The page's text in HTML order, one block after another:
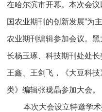
在哈尔滨市开幕。本次会
国农业期刊的创新发展”为
农业期刊编辑参加会议。黑
长杨玉琢、科技期刊处处
王鑫、王剑飞，《大豆科
类》编辑张珑晶参加大会。
本次大会设立特邀学